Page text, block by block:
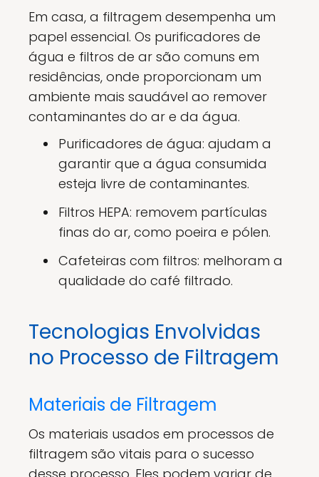
Em casa, a filtragem desempenha um
papel essencial. Os purificadores de
água e filtros de ar são comuns em
residências, onde proporcionam um
ambiente mais saudável ao remover
contaminantes do ar e da água.
Purificadores de água: ajudam a
garantir que a água consumida
esteja livre de contaminantes.
Filtros HEPA: removem partículas
finas do ar, como poeira e pólen.
Cafeteiras com filtros: melhoram a
qualidade do café filtrado.
Tecnologias Envolvidas
no Processo de Filtragem
Materiais de Filtragem
Os materiais usados em processos de
filtragem são vitais para o sucesso